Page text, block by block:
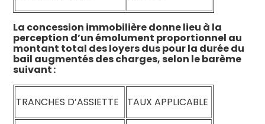
La concession immobilière donne lieu à la
perception d’un émolument proportionnel au
montant total des loyers dus pour la durée du
bail augmentés des charges, selon le barème
suivant :
TRANCHES D’ASSIETTE TAUX APPLICABLE